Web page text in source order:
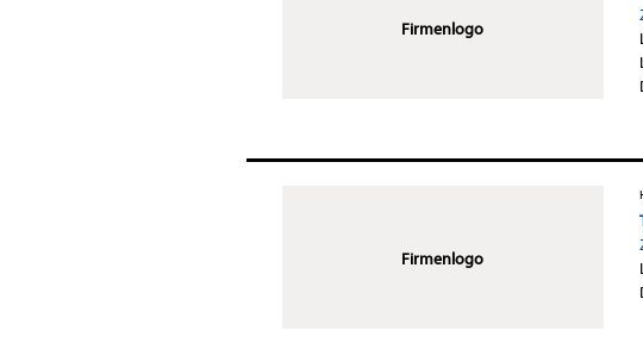
Firmenlogo
Firmenlogo